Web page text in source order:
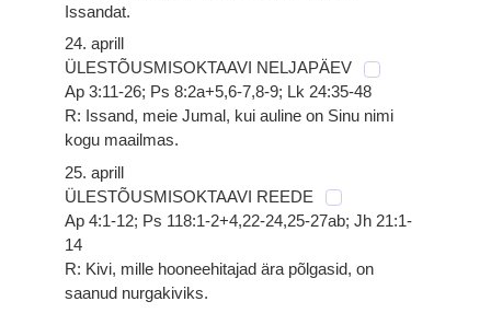
Issandat.
24. aprill
ÜLESTÕUSMISOKTAAVI NELJAPÄEV
Ap 3:11-26; Ps 8:2a+5,6-7,8-9; Lk 24:35-48
R: Issand, meie Jumal, kui auline on Sinu nimi
kogu maailmas.
25. aprill
ÜLESTÕUSMISOKTAAVI REEDE
Ap 4:1-12; Ps 118:1-2+4,22-24,25-27ab; Jh 21:1-
14
R: Kivi, mille hooneehitajad ära põlgasid, on
saanud nurgakiviks.